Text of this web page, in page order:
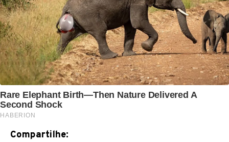
Compartilhe: